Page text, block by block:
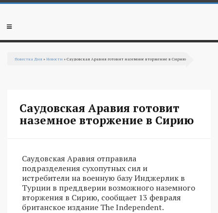
Перейти к основному содержанию
Мобильное
Повестка Дня »Новости » Саудовская Аравия готовит наземное вторжение в Сирию
Саудовская Аравия готовит
наземное вторжение в Сирию
Саудовская Аравия отправила
подразделения сухопутных сил и
истребители на военную базу Инджерлик в
Турции в преддверии возможного наземного
вторжения в Сирию, сообщает 13 февраля
британское издание The Independent.